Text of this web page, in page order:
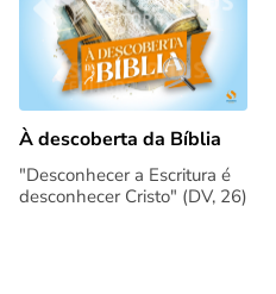
À descoberta da Bíblia
"Desconhecer a Escritura é
desconhecer Cristo" (DV, 26)